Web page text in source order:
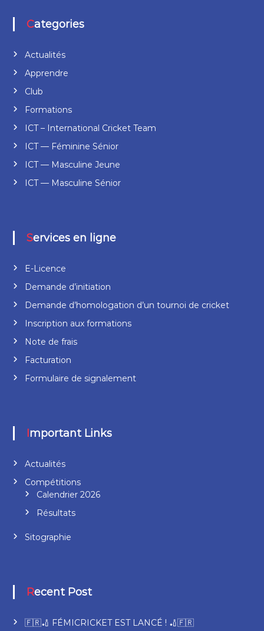
Categories
Actualités
Apprendre
Club
Formations
ICT – International Cricket Team
ICT — Féminine Sénior
ICT — Masculine Jeune
ICT — Masculine Sénior
Services en ligne
E-Licence
Demande d’initiation
Demande d’homologation d’un tournoi de cricket
Inscription aux formations
Note de frais
Facturation
Formulaire de signalement
Important Links
Actualités
Compétitions
Calendrier 2026
Résultats
Sitographie
Recent Post
🇫🇷🏏 FÉMICRICKET EST LANCÉ ! 🏏🇫🇷